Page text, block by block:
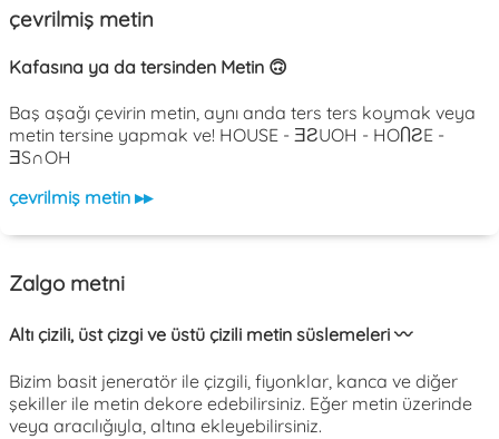
çevrilmiş metin
Kafasına ya da tersinden Metin 🙃
Baş aşağı çevirin metin, aynı anda ters ters koymak veya
metin tersine yapmak ve! HOUSE - ƎƧUOH - HOႶƧE -
ƎS∩OH
çevrilmiş metin ▸▸
Zalgo metni
Altı çizili, üst çizgi ve üstü çizili metin süslemeleri 〰️
Bizim basit jeneratör ile çizgili, fiyonklar, kanca ve diğer
şekiller ile metin dekore edebilirsiniz. Eğer metin üzerinde
veya aracılığıyla, altına ekleyebilirsiniz.